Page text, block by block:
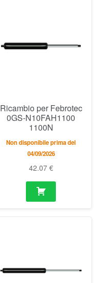
Ricambio per Febrotec
0GS-N10FAH1100
1100N
Non disponibile prima del
04/09/2026
42.07 €